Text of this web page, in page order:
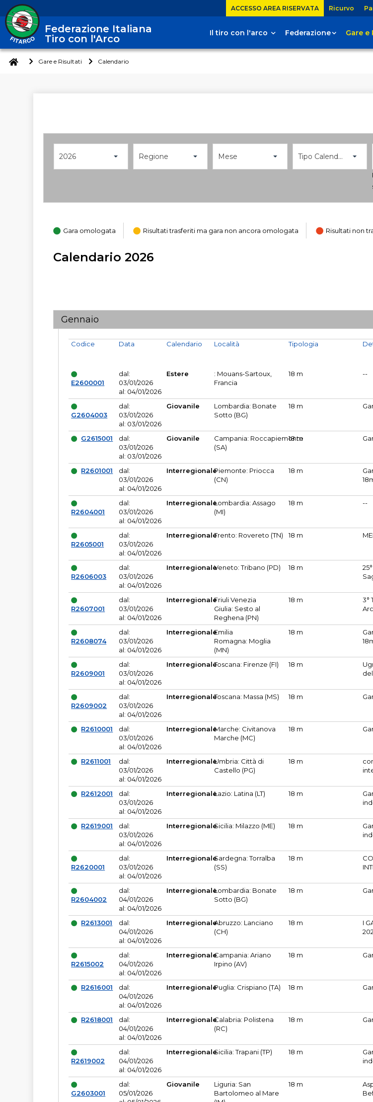
ACCESSO AREA RISERVATA Ricurvo
Federazione Italiana
Tiro con l'Arco
Il tiro con l'arco Federazione Gare e
Gare e Risultati Calendario
2026 Regione Mese Tipo Calendario
Gara omologata Risultati trasferiti ma gara non ancora omologata Risultati non
Calendario 2026
Gennaio
Codice
E2600001
Data
dal:
03/01/2026
al: 04/01/2026
Calendario
Estere
Località
: Mouans-Sartoux,
Francia
Tipologia
18 m --
G2604003
dal:
03/01/2026
al: 03/01/2026
Giovanile
Lombardia: Bonate
Sotto (BG)
18 m
G2615001
dal:
03/01/2026
al: 03/01/2026
Giovanile
Campania: Roccapiemonte
(SA)
18 m
R2601001
dal:
03/01/2026
al: 04/01/2026
InterregionalePiemonte: Priocca
(CN)
18 m
R2604001
dal:
03/01/2026
al: 04/01/2026
InterregionaleLombardia: Assago
(MI)
18 m --
R2605001
dal:
03/01/2026
al: 04/01/2026
InterregionaleTrento: Rovereto (TN) 18 m
R2606003
dal:
03/01/2026
al: 04/01/2026
InterregionaleVeneto: Tribano (PD) 18 m
R2607001
dal:
03/01/2026
al: 04/01/2026
InterregionaleFriuli Venezia
Giulia: Sesto al
Reghena (PN)
18 m
3°
R2608074
dal:
03/01/2026
al: 04/01/2026
InterregionaleEmilia
Romagna: Moglia
(MN)
18 m
R2609001
dal:
03/01/2026
al: 04/01/2026
InterregionaleToscana: Firenze (FI) 18 m
R2609002
dal:
03/01/2026
al: 04/01/2026
InterregionaleToscana: Massa (MS) 18 m
R2610001
dal:
03/01/2026
al: 04/01/2026
InterregionaleMarche: Civitanova
Marche (MC)
18 m
R2611001
dal:
03/01/2026
al: 04/01/2026
InterregionaleUmbria: Città di
Castello (PG)
18 m
R2612001
dal:
03/01/2026
al: 04/01/2026
InterregionaleLazio: Latina (LT) 18 m
R2619001
dal:
03/01/2026
al: 04/01/2026
InterregionaleSicilia: Milazzo (ME) 18 m
R2620001
dal:
03/01/2026
al: 04/01/2026
InterregionaleSardegna: Torralba
(SS)
18 m
R2604002
dal:
04/01/2026
al: 04/01/2026
InterregionaleLombardia: Bonate
Sotto (BG)
18 m
R2613001
dal:
04/01/2026
al: 04/01/2026
InterregionaleAbruzzo: Lanciano
(CH)
18 m
I
R2615002
dal:
04/01/2026
al: 04/01/2026
InterregionaleCampania: Ariano
Irpino (AV)
18 m
R2616001
dal:
04/01/2026
al: 04/01/2026
InterregionalePuglia: Crispiano (TA) 18 m
R2618001
dal:
04/01/2026
al: 04/01/2026
InterregionaleCalabria: Polistena
(RC)
18 m
R2619002
dal:
04/01/2026
al: 04/01/2026
InterregionaleSicilia: Trapani (TP) 18 m
G2603001
dal:
05/01/2026
Giovanile
Liguria: San
Bartolomeo al Mare
18 m